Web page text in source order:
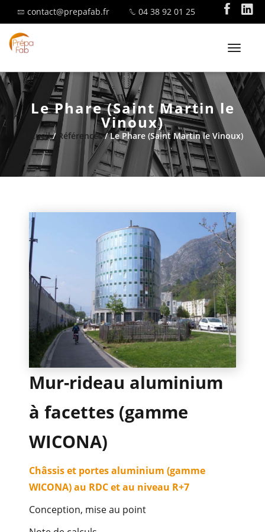
contact@prepafab.fr 04 38 92 01 25
SAVOIR-FAIRE
METALLERIE
OCCULTATION
RÉFÉRENCES
T
g
g
n
a
v
a
t
i
o
n
Le Phare (Saint Martin le
Vinoux)
Accueil/ Références/ Le Phare (Saint Martin le Vinoux)
Mur-rideau aluminium
à facettes (gamme
WICONA)
Châssis et portes aluminium (gamme
WICONA) au RDC et au niveau R+7
Conception, mise au point